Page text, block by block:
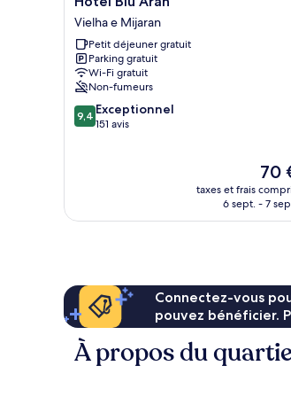
Blu
Aran
Vielha
e
Mijaran
Vielha e Mijaran
Petit déjeuner gratuit
Parking gratuit
Wi-Fi gratuit
Non-fumeurs
9.4
sur
9,4 Exceptionnel
151 avis
Le
prix
70
taxes et frais
6 sept. - 7
Connectez-vous
pouvez bénéficier.
À propos du